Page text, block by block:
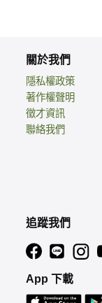
關於我們
隱私權政策
著作權聲明
徵才資訊
聯絡我們
追蹤我們
App 下載